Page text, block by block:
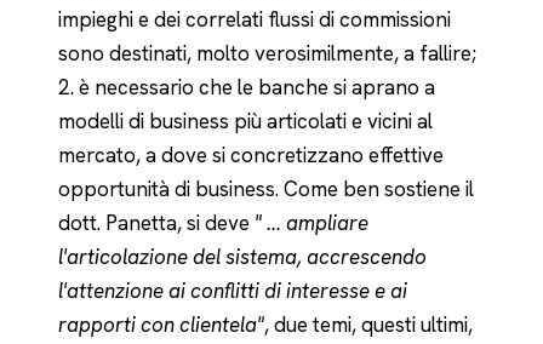
impieghi e dei correlati flussi di commissioni
sono destinati, molto verosimilmente, a fallire;
2. è necessario che le banche si aprano a
modelli di business più articolati e vicini al
mercato, a dove si concretizzano effettive
opportunità di business. Come ben sostiene il
dott. Panetta, si deve " ... ampliare
l'articolazione del sistema, accrescendo
l'attenzione ai conflitti di interesse e ai
rapporti con clientela", due temi, questi ultimi,